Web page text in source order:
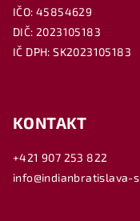
IČO: 45854629
DIČ: 2023105183
IČ DPH: SK2023105183
KONTAKT
+421 907 253 822
info@indianbratislava-